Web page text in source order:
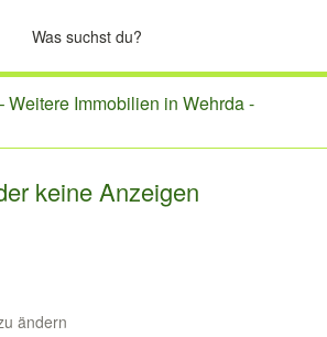
Weitere Immobilien in Wehrda -
keine Anzeigen
ändern